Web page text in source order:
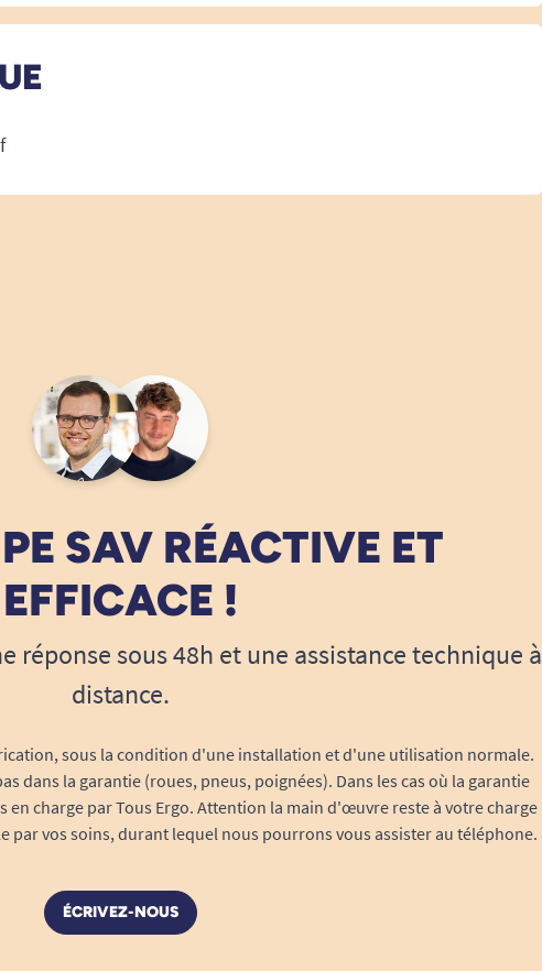
SAV RÉACTIVE ET
EFFICACE !
réponse sous 48h et une assistance technique à
distance.
sous la condition d'une installation et d'une utilisation normale.
dans la garantie (roues, pneus, poignées). Dans les cas où la garantie
en charge par Tous Ergo. Attention la main d'œuvre reste à votre charge
par vos soins, durant lequel nous pourrons vous assister au téléphone.
ÉCRIVEZ-NOUS